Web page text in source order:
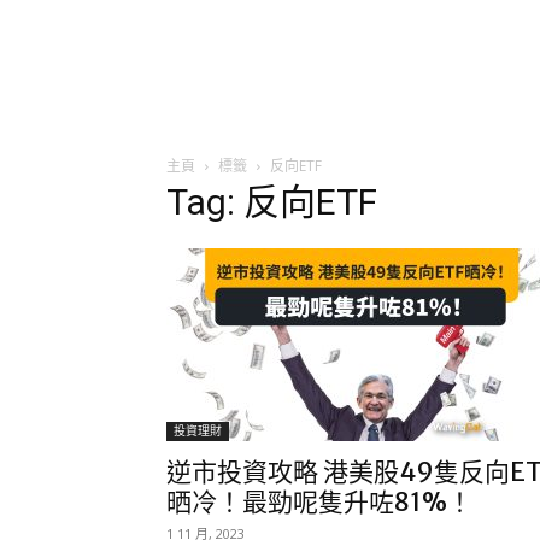
主頁 標籤 反向ETF
Tag: 反向ETF
投資理財
逆市投資攻略 港美股49隻反向
晒冷！最勁呢隻升咗81%！
1 11 月, 2023